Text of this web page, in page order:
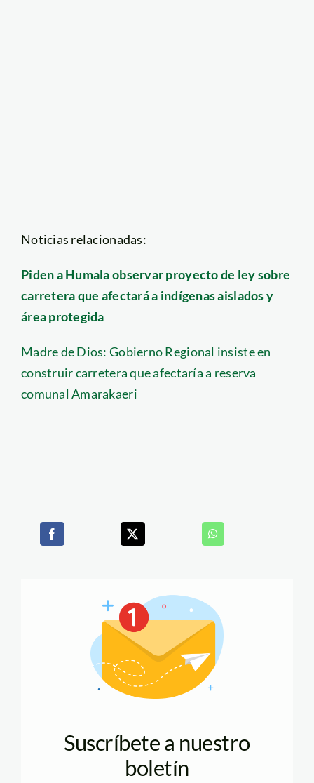
Noticias relacionadas:
Piden a Humala observar proyecto de ley sobre
carretera que afectará a indígenas aislados y
área protegida
Madre de Dios: Gobierno Regional insiste en
construir carretera que afectaría a reserva
comunal Amarakaeri
Suscríbete a nuestro
boletín